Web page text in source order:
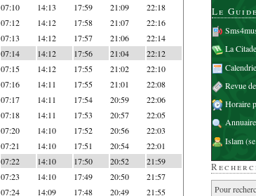
07:10 14:13 17:59 21:09 22:18
07:12 14:12 17:58 21:07 22:16
07:13 14:12 17:57 21:06 22:14
07:14 14:12 17:56 21:04 22:12
07:15 14:12 17:55 21:02 22:10
07:16 14:11 17:55 21:01 22:08
07:17 14:11 17:54 20:59 22:06
07:18 14:11 17:53 20:57 22:05
07:20 14:10 17:52 20:56 22:03
07:21 14:10 17:51 20:54 22:01
07:22 14:10 17:50 20:52 21:59
07:23 14:10 17:49 20:50 21:57
07:24 14:09 17:48 20:49 21:55
Le
La
Revue
Horaire
Islam